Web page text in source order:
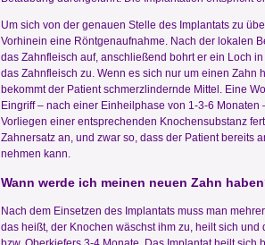
Um sich von der genauen Stelle des Implantats zu
Vorhinein eine Röntgenaufnahme. Nach der lokalen
das Zahnfleisch auf, anschließend bohrt er ein Loch
das Zahnfleisch zu. Wenn es sich nur um einen
bekommt der Patient schmerzlindernde Mittel. Eine
Eingriff – nach einer Einheilphase von 1-3-6
Vorliegen einer entsprechenden Knochensubstanz
Zahnersatz an, und zwar so, dass der Patient bereits
nehmen kann.
Wann werde ich meinen neuen Zahn
Nach dem Einsetzen des Implantats muss man
das heißt, der Knochen wäschst ihm zu, heilt sich